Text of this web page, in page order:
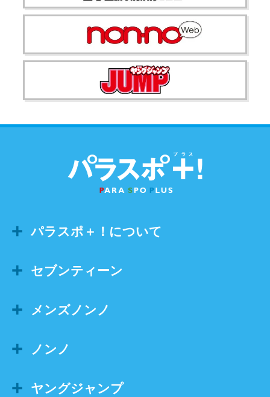
パラスポ＋！について
セブンティーン
メンズノンノ
ノンノ
ヤングジャンプ